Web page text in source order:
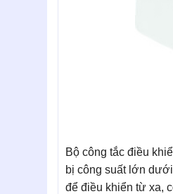
Bộ công tắc điều
bị công suất lớn
để điều khiển từ xa,